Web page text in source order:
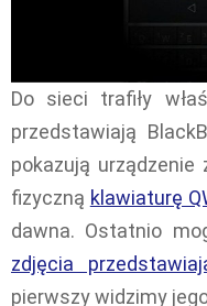
Do sieci trafiły
przedstawiają
pokazują
fizyczną klawiaturę
dawna. Ostatnio
zdjęcia
pierwszy widzimy